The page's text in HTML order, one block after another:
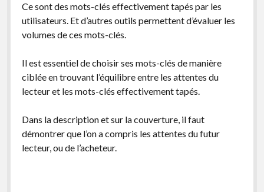
Ce sont des mots-clés effectivement tapés par les
utilisateurs. Et d’autres outils permettent d’évaluer les
volumes de ces mots-clés.
Il est essentiel de choisir ses mots-clés de manière
ciblée en trouvant l’équilibre entre les attentes du
lecteur et les mots-clés effectivement tapés.
Dans la description et sur la couverture, il faut
démontrer que l’on a compris les attentes du futur
lecteur, ou de l’acheteur.